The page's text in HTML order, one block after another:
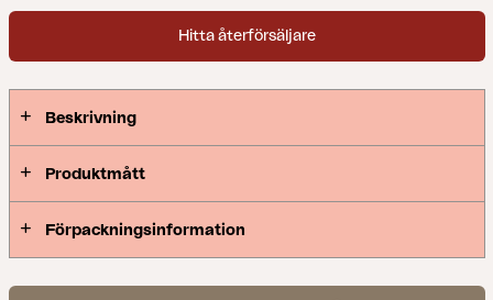
Hitta återförsäljare
Beskrivning
Produktmått
Förpackningsinformation